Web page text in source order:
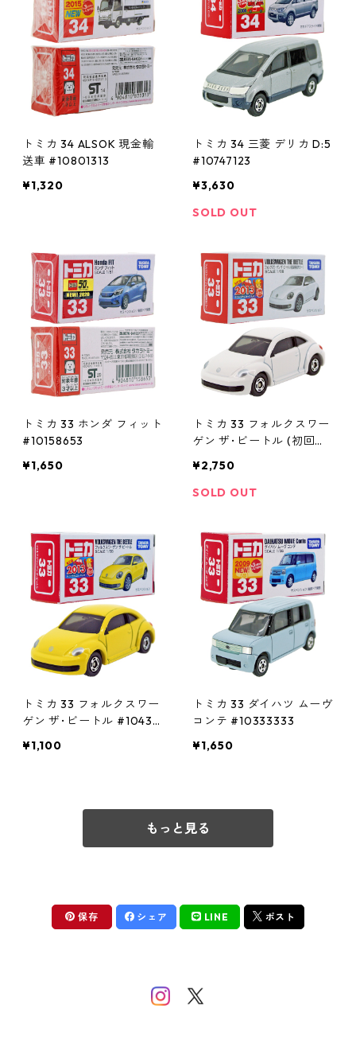
トミカ 34 ALSOK 現金輸
送車 #10801313
¥1,320
トミカ 34 三菱 デリカ D:5
#10747123
¥3,630
SOLD OUT
トミカ 33 ホンダ フィット
#10158653
¥1,650
トミカ 33 フォルクスワー
ゲン ザ･ビートル (初回特
¥2,750
SOLD OUT
トミカ 33 フォルクスワー
ゲン ザ･ビートル #10438
¥1,100
トミカ 33 ダイハツ ムーヴ
コンテ #10333333
¥1,650
もっと見る
保存 シェア LINE ポスト